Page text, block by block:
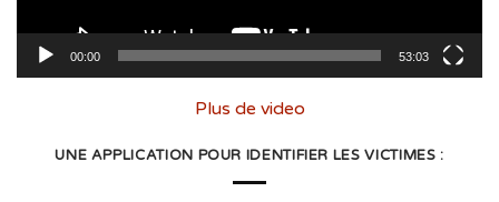
00:00 53:03
Plus de video
UNE APPLICATION POUR IDENTIFIER LES VICTIMES :